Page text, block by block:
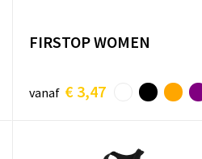
FIRSTOP WOMEN
vanaf € 3,47